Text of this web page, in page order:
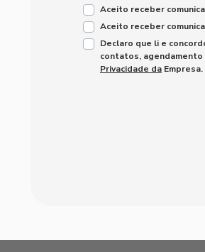
Aceito receber
Aceito receber
Declaro que li e
contatos,
Privacidade da Empresa.